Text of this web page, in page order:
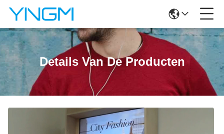
Details Van De Producten